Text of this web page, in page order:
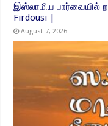
இஸ்லாமிய பார்வையில்
Firdousi |
August 7, 2026